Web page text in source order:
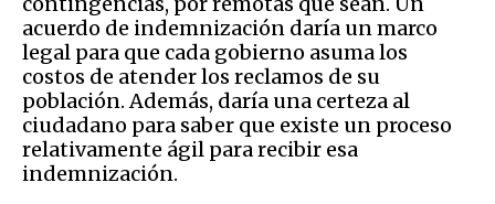
acuerdo de indemnización daría un marco
legal para que cada gobierno asuma los
costos de atender los reclamos de su
población. Además, daría una certeza al
ciudadano para saber que existe un proceso
relativamente ágil para recibir esa
indemnización.